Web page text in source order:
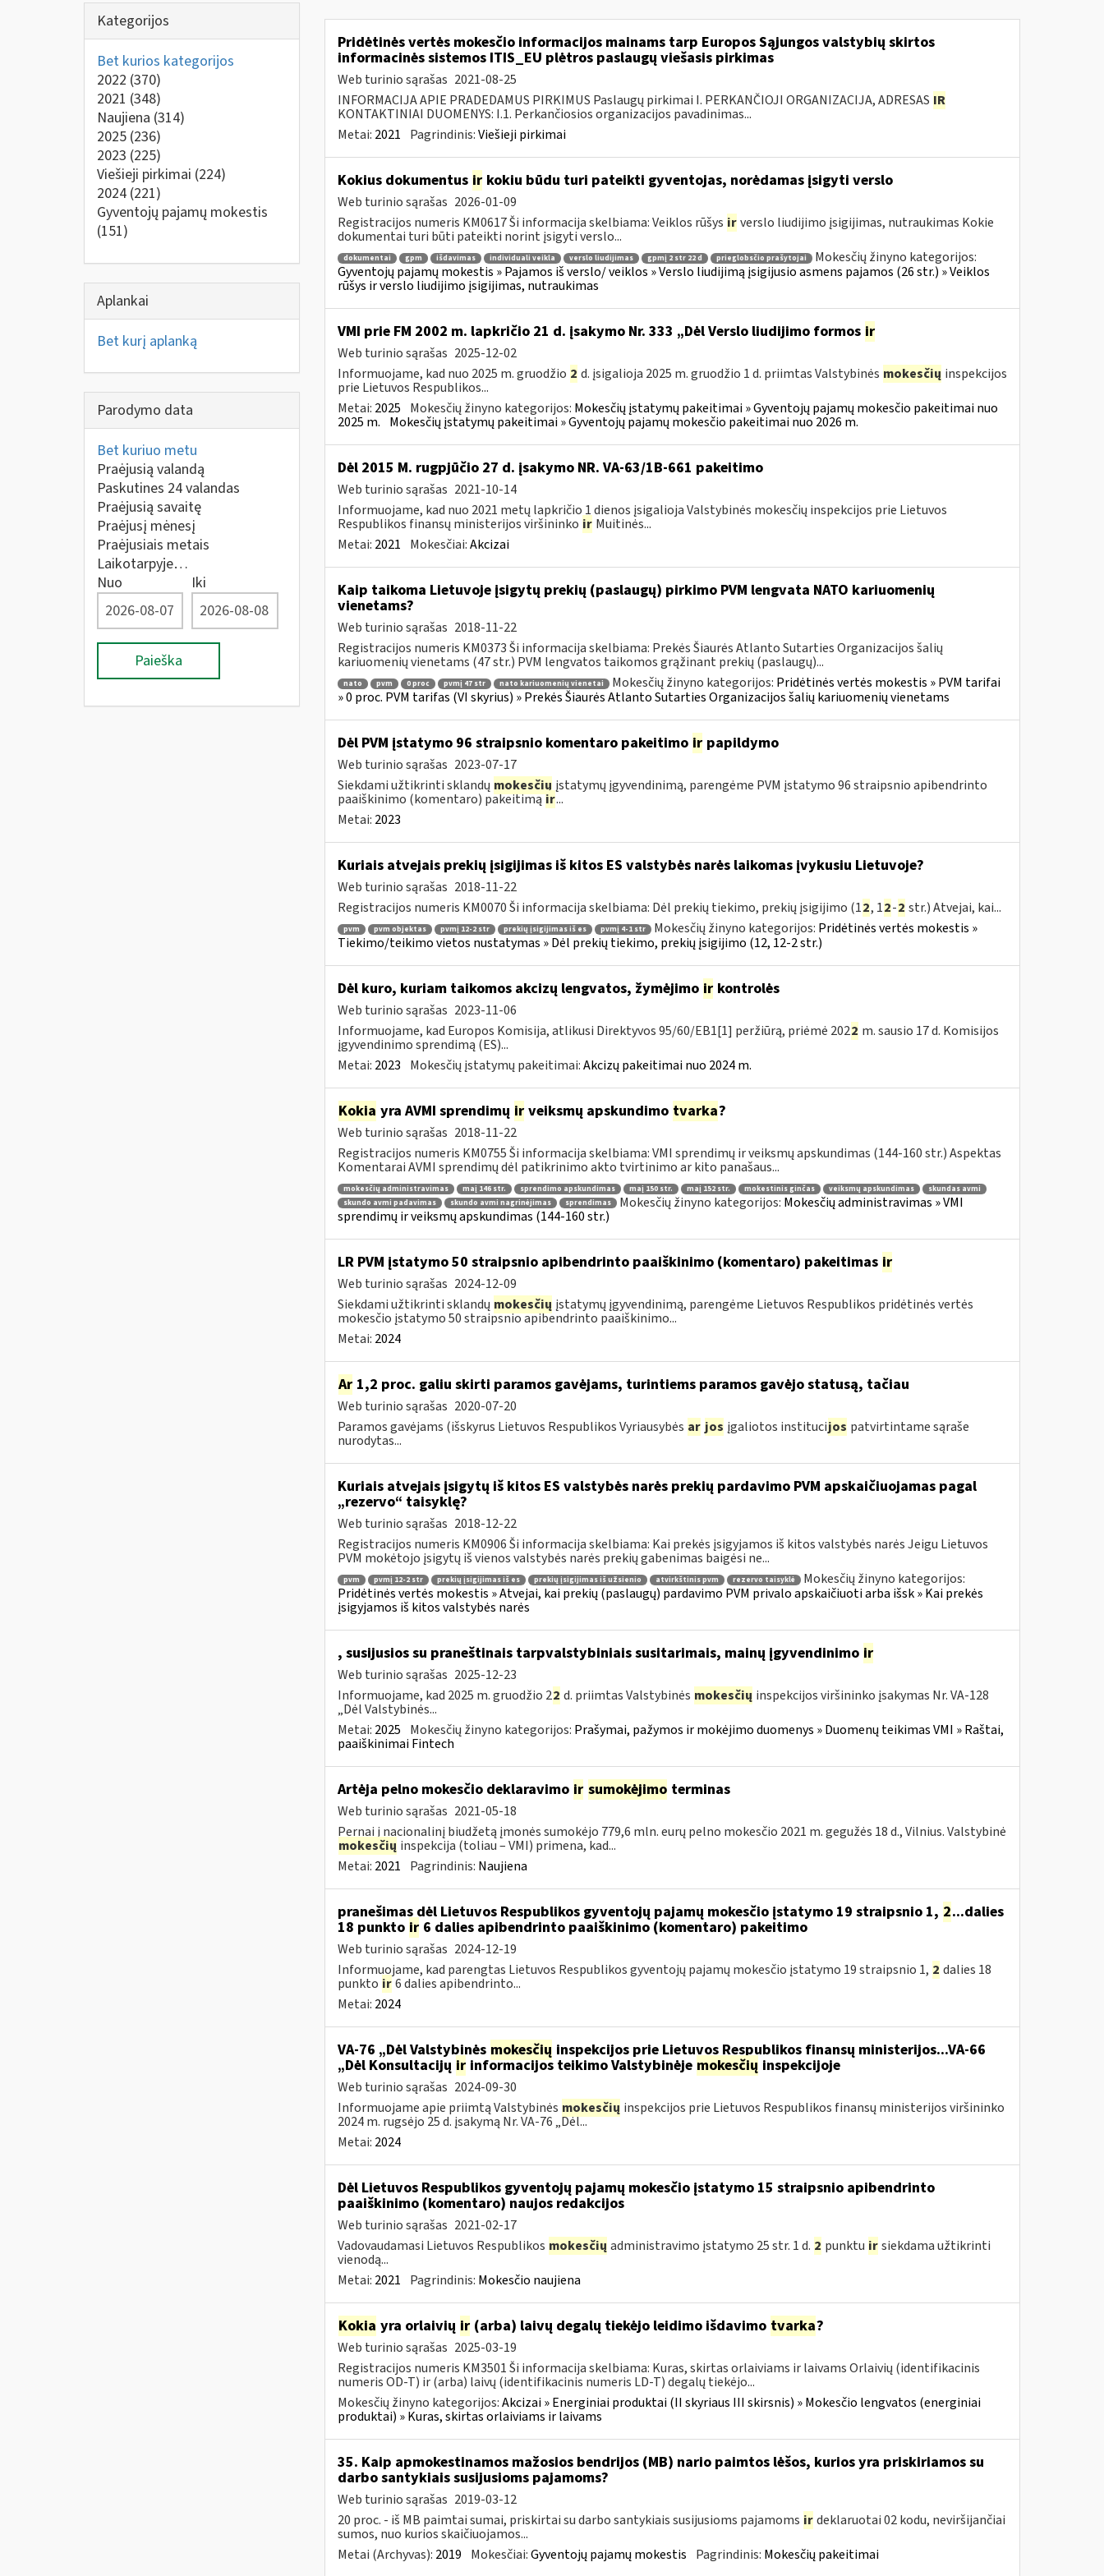
Kategorijos
Bet kurios kategorijos
2022 (370)
2021 (348)
Naujiena (314)
2025 (236)
2023 (225)
Viešieji pirkimai (224)
2024 (221)
Gyventojų pajamų mokestis
(151)
Aplankai
Bet kurį aplanką
Parodymo data
Bet kuriuo metu
Praėjusią valandą
Paskutines 24 valandas
Praėjusią savaitę
Praėjusį mėnesį
Praėjusiais metais
Laikotarpyje…
Nuo
Iki
Paieška
Pridėtinės vertės mokesčio informacijos mainams tarp Europos Sąjungos valstybių skirtos
informacinės sistemos ITIS_EU plėtros paslaugų viešasis pirkimas
Web turinio sąrašas 2021-08-25
INFORMACIJA APIE PRADEDAMUS PIRKIMUS Paslaugų pirkimai I. PERKANČIOJI ORGANIZACIJA, ADRESAS IR
KONTAKTINIAI DUOMENYS: I.1. Perkančiosios organizacijos pavadinimas...
Metai: 2021 Pagrindinis:Viešieji pirkimai
Kokius dokumentus irkokiu būdu turi pateikti gyventojas, norėdamas įsigyti verslo
Web turinio sąrašas 2026-01-09
Registracijos numeris KM0617 Ši informacija skelbiama: Veiklos rūšys ir verslo liudijimo įsigijimas, nutraukimas Kokie
dokumentai turi būti pateikti norint įsigyti verslo...
dokumentai gpm išdavimas individuali veikla verslo liudijimas gpmį 2 str 22 d prieglobsčio prašytojai
Mokesčių žinyno kategorijos:
Gyventojų pajamų mokestis » Pajamos iš verslo/ veiklos » Verslo liudijimą įsigijusio asmens pajamos (26 str.) » Veiklos
rūšys ir verslo liudijimo įsigijimas, nutraukimas
VMI prie FM 2002 m. lapkričio 21 d. įsakymo Nr. 333 „Dėl Verslo liudijimo formos ir
Web turinio sąrašas 2025-12-02
Informuojame, kad nuo 2025 m. gruodžio 2 d. įsigalioja 2025 m. gruodžio 1 d. priimtas Valstybinės mokesčių inspekcijos
prie Lietuvos Respublikos...
Metai: 2025 Mokesčių žinyno kategorijos: Mokesčių įstatymų pakeitimai » Gyventojų pajamų mokesčio pakeitimai nuo
2025 m. Mokesčių įstatymų pakeitimai » Gyventojų pajamų mokesčio pakeitimai nuo 2026 m.
Dėl 2015 M. rugpjūčio 27 d. įsakymo NR. VA-63/1B-661 pakeitimo
Web turinio sąrašas 2021-10-14
Informuojame, kad nuo 2021 metų lapkričio 1 dienos įsigalioja Valstybinės mokesčių inspekcijos prie Lietuvos
Respublikos finansų ministerijos viršininko ir Muitinės...
Metai: 2021 Mokesčiai:Akcizai
Kaip taikoma Lietuvoje įsigytų prekių (paslaugų) pirkimo PVM lengvata NATO kariuomenių
vienetams?
Web turinio sąrašas 2018-11-22
Registracijos numeris KM0373 Ši informacija skelbiama: Prekės Šiaurės Atlanto Sutarties Organizacijos šalių
kariuomenių vienetams (47 str.) PVM lengvatos taikomos grąžinant prekių (paslaugų)...
nato pvm 0 proc pvmį 47 str nato kariuomenių vienetai Mokesčių žinyno kategorijos: Pridėtinės vertės mokestis » PVM tarifai
» 0 proc. PVM tarifas (VI skyrius) » Prekės Šiaurės Atlanto Sutarties Organizacijos šalių kariuomenių vienetams
Dėl PVM įstatymo 96 straipsnio komentaro pakeitimo irpapildymo
Web turinio sąrašas 2023-07-17
Siekdami užtikrinti sklandų mokesčių įstatymų įgyvendinimą, parengėme PVM įstatymo 96 straipsnio apibendrinto
paaiškinimo (komentaro) pakeitimąir...
Metai: 2023
Kuriais atvejais prekių įsigijimas iš kitos ES valstybės narės laikomas įvykusiu Lietuvoje?
Web turinio sąrašas 2018-11-22
Registracijos numeris KM0070 Ši informacija skelbiama: Dėl prekių tiekimo, prekių įsigijimo (12, 12-2 str.) Atvejai, kai...
pvm pvm objektas pvmį 12-2 str prekių įsigijimas iš es pvmį 4-1 str Mokesčių žinyno kategorijos: Pridėtinės vertės mokestis »
Tiekimo/teikimo vietos nustatymas » Dėl prekių tiekimo, prekių įsigijimo (12, 12-2 str.)
Dėl kuro, kuriam taikomos akcizų lengvatos, žymėjimo irkontrolės
Web turinio sąrašas 2023-11-06
Informuojame, kad Europos Komisija, atlikusi Direktyvos 95/60/EB1[1] peržiūrą, priėmė 2022 m. sausio 17 d. Komisijos
įgyvendinimo sprendimą (ES)...
Metai: 2023 Mokesčių įstatymų pakeitimai:Akcizų pakeitimai nuo 2024 m.
Kokia yra AVMI sprendimų irveiksmų apskundimo tvarka?
Web turinio sąrašas 2018-11-22
Registracijos numeris KM0755 Ši informacija skelbiama: VMI sprendimų ir veiksmų apskundimas (144-160 str.) Aspektas
Komentarai AVMI sprendimų dėl patikrinimo akto tvirtinimo ar kito panašaus...
mokesčių administravimas maį 146 str. sprendimo apskundimas maį 150 str. maį 152 str. mokestinis ginčas veiksmų apskundimas
skundas avmi
skundo avmi padavimas
skundo avmi nagrinėjimas sprendimas Mokesčių žinyno kategorijos: Mokesčių administravimas » VMI
sprendimų ir veiksmų apskundimas (144-160 str.)
LR PVM įstatymo 50 straipsnio apibendrinto paaiškinimo (komentaro) pakeitimas ir
Web turinio sąrašas 2024-12-09
Siekdami užtikrinti sklandų mokesčių įstatymų įgyvendinimą, parengėme Lietuvos Respublikos pridėtinės vertės
mokesčio įstatymo 50 straipsnio apibendrinto paaiškinimo...
Metai: 2024
Ar1,2 proc. galiu skirti paramos gavėjams, turintiems paramos gavėjo statusą, tačiau
Web turinio sąrašas 2020-07-20
Paramos gavėjams (išskyrus Lietuvos Respublikos Vyriausybės ar jos įgaliotos institucijos patvirtintame sąraše
nurodytas...
Kuriais atvejais įsigytų iš kitos ES valstybės narės prekių pardavimo PVM apskaičiuojamas pagal
„rezervo“ taisyklę?
Web turinio sąrašas 2018-12-22
Registracijos numeris KM0906 Ši informacija skelbiama: Kai prekės įsigyjamos iš kitos valstybės narės Jeigu Lietuvos
PVM mokėtojo įsigytų iš vienos valstybės narės prekių gabenimas baigėsi ne...
pvm pvmį 12-2 str prekių įsigijimas iš es prekių įsigijimas iš užsienio atvirkštinis pvm rezervo taisyklė
Mokesčių žinyno kategorijos:
Pridėtinės vertės mokestis » Atvejai, kai prekių (paslaugų) pardavimo PVM privalo apskaičiuoti arba išsk » Kai prekės
įsigyjamos iš kitos valstybės narės
, susijusios su praneštinais tarpvalstybiniais susitarimais, mainų įgyvendinimo ir
Web turinio sąrašas 2025-12-23
Informuojame, kad 2025 m. gruodžio 22 d. priimtas Valstybinės mokesčių inspekcijos viršininko įsakymas Nr. VA-128
„Dėl Valstybinės...
Metai: 2025 Mokesčių žinyno kategorijos: Prašymai, pažymos ir mokėjimo duomenys » Duomenų teikimas VMI » Raštai,
paaiškinimai Fintech
Artėja pelno mokesčio deklaravimo ir sumokėjimo terminas
Web turinio sąrašas 2021-05-18
Pernai į nacionalinį biudžetą įmonės sumokėjo 779,6 mln. eurų pelno mokesčio 2021 m. gegužės 18 d., Vilnius. Valstybinė
mokesčių inspekcija (toliau – VMI) primena, kad...
Metai: 2021 Pagrindinis: Naujiena
pranešimas dėl Lietuvos Respublikos gyventojų pajamų mokesčio įstatymo 19 straipsnio 1, 2...dalies
18 punkto ir6 dalies apibendrinto paaiškinimo (komentaro) pakeitimo
Web turinio sąrašas 2024-12-19
Informuojame, kad parengtas Lietuvos Respublikos gyventojų pajamų mokesčio įstatymo 19 straipsnio 1, 2 dalies 18
punkto ir 6 dalies apibendrinto...
Metai: 2024
VA-76 „Dėl Valstybinės mokesčių inspekcijos prie Lietuvos Respublikos finansų ministerijos...VA-66
„Dėl Konsultacijų irinformacijos teikimo Valstybinėje mokesčių inspekcijoje
Web turinio sąrašas 2024-09-30
Informuojame apie priimtą Valstybinės mokesčių inspekcijos prie Lietuvos Respublikos finansų ministerijos viršininko
2024 m. rugsėjo 25 d. įsakymą Nr. VA-76 „Dėl...
Metai: 2024
Dėl Lietuvos Respublikos gyventojų pajamų mokesčio įstatymo 15 straipsnio apibendrinto
paaiškinimo (komentaro) naujos redakcijos
Web turinio sąrašas 2021-02-17
Vadovaudamasi Lietuvos Respublikos mokesčių administravimo įstatymo 25 str. 1 d. 2 punktu ir siekdama užtikrinti
vienodą...
Metai: 2021 Pagrindinis: Mokesčio naujiena
Kokia yra orlaivių ir(arba) laivų degalų tiekėjo leidimo išdavimo tvarka?
Web turinio sąrašas 2025-03-19
Registracijos numeris KM3501 Ši informacija skelbiama: Kuras, skirtas orlaiviams ir laivams Orlaivių (identifikacinis
numeris OD-T) ir (arba) laivų (identifikacinis numeris LD-T) degalų tiekėjo...
Mokesčių žinyno kategorijos:Akcizai » Energiniai produktai (II skyriaus III skirsnis) » Mokesčio lengvatos (energiniai
produktai) » Kuras, skirtas orlaiviams ir laivams
35. Kaip apmokestinamos mažosios bendrijos (MB) nario paimtos lėšos, kurios yra priskiriamos su
darbo santykiais susijusioms pajamoms?
Web turinio sąrašas 2019-03-12
20 proc. - iš MB paimtai sumai, priskirtai su darbo santykiais susijusioms pajamoms ir deklaruotai 02 kodu, neviršijančiai
sumos, nuo kurios skaičiuojamos...
Metai (Archyvas): 2019 Mokesčiai:Gyventojų pajamų mokestis Pagrindinis: Mokesčių pakeitimai